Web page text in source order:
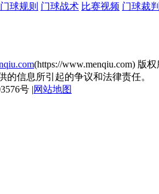
门球规则 门球战术 比赛视频 门球裁判
(https://www.menqiu.com) 版
信息所引起的争议和法律责任。
号 |网站地图